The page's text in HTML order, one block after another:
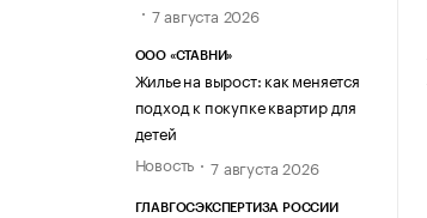
7 августа 2026
ООО «СТАВНИ»
Жилье на вырост: как меняется
подход к покупке квартир для
детей
Новость
7 августа 2026
ГЛАВГОСЭКСПЕРТИЗА РОССИИ